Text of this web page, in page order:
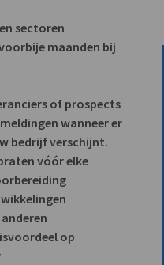
sectoren
maanden bij
of prospects
wanneer er
bedrijf verschijnt.
vóór elke
op